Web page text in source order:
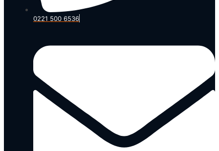
0221 500 6536